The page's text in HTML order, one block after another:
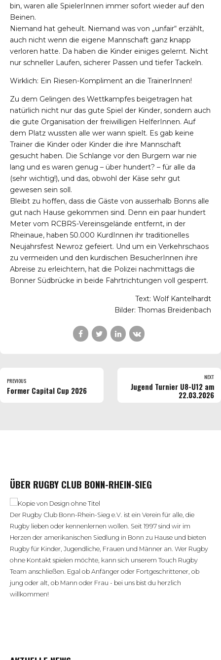
bin, waren alle SpielerInnen immer sofort wieder auf den
Beinen.
Niemand hat geheult. Niemand was von „unfair“ erzählt,
auch nicht wenn die eigene Mannschaft ganz knapp
verloren hatte. Da haben die Kinder einiges gelernt. Nicht
nur schneller Laufen, sicherer Passen und tiefer Tackeln.
Wirklich: Ein Riesen-Kompliment an die TrainerInnen!
Zu dem Gelingen des Wettkampfes beigetragen hat
natürlich nicht nur das gute Spiel der Kinder, sondern auch
die gute Organisation der freiwilligen HelferInnen. Auf
dem Platz wussten alle wer wann spielt. Es gab keine
Trainer die Kinder oder Kinder die ihre Mannschaft
gesucht haben. Die Schlange vor den Burgern war nie
lang und es waren genug – über hundert? – für alle da
(sehr wichtig!), und das, obwohl der Käse sehr gut
gewesen sein soll.
Bleibt zu hoffen, dass die Gäste von ausserhalb Bonns alle
gut nach Hause gekommen sind. Denn ein paar hundert
Meter vom RCBRS-Vereinsgelände entfernt, in der
Rheinaue, haben 50.000 KurdInnen ihr traditionelles
Neujahrsfest Newroz gefeiert. Und um ein Verkehrschaos
zu vermeiden und den kurdischen BesucherInnen ihre
Abreise zu erleichtern, hat die Polizei nachmittags die
Bonner Südbrücke in beide Fahrtrichtungen voll gesperrt.
Text: Wolf Kantelhardt
Bilder: Thomas Breidenbach
PREVIOUS
Former Capital Cup 2026
NEXT
Jugend Turnier U8-U12 am
22.03.2026
ÜBER RUGBY CLUB BONN-RHEIN-SIEG
Der Rugby Club Bonn-Rhein-Sieg e.V. ist ein Verein für alle, die
Rugby lieben oder kennenlernen wollen. Seit 1997 sind wir im
Herzen der amerikanischen Siedlung in Bonn zu Hause und bieten
Rugby für Kinder, Jugendliche, Frauen und Männer an. Wer Rugby
ohne Kontakt spielen möchte, kann sich unserem Touch Rugby
Team anschließen. Egal ob Anfänger oder Fortgeschrittener, ob
jung oder alt, ob Mann oder Frau - bei uns bist du herzlich
willkommen!